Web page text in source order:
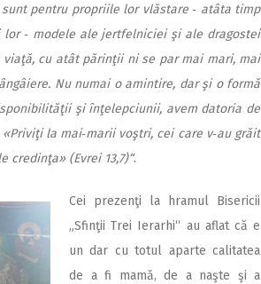
pentru propriile lor vlăstare ‑ atâta timp
‑ modele ale jertfelniciei şi ale dragostei
cu atât părinţii ni se par mai mari, mai
Nu numai o amintire, dar şi o formă
şi înţelepciunii, avem datoria de
la mai‑marii voştri, cei care v‑au grăit
credinţa» (Evrei 13,7)“.
Cei prezenţi la hramul Bisericii
„Sfinţii Trei Ierarhi“ au aflat că e
un dar cu totul aparte calitatea
de a fi mamă, de a naşte şi a